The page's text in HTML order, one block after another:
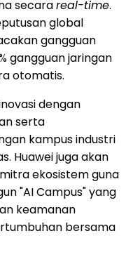
secarareal-time.
global
gangguan
gangguan jaringan
otomatis.
dengan
serta
kampus industri
Huawei juga akan
ekosistem guna
"AI Campus" yang
keamanan
bersama